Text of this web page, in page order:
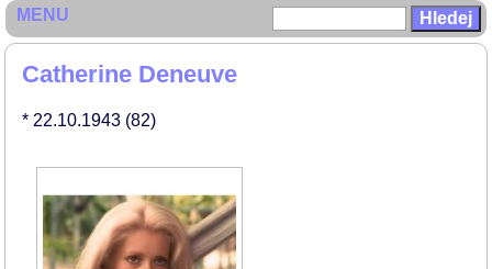
Catherine Deneuve
* 22.10.1943 (82)
MENU